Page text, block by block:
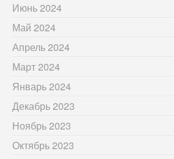
Июнь 2024
Май 2024
Апрель 2024
Март 2024
Январь 2024
Декабрь 2023
Ноябрь 2023
Октябрь 2023